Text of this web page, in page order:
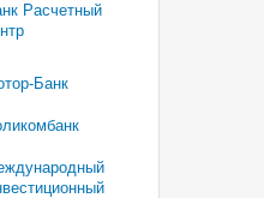
Расчетный
Банк